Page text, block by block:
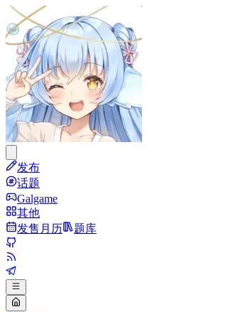
发布
话题
Galgame
其他
发售月历
题库